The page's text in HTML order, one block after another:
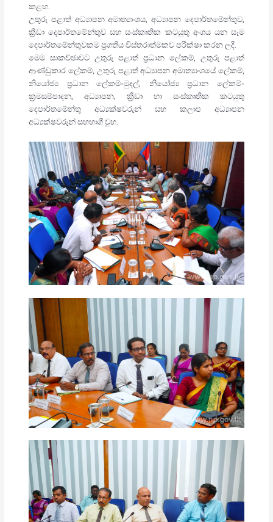
කළහ.
උතුරු පළාත් අධ්‍යාපන අමාත්‍යාංශය, අධ්‍යාපන දෙපාර්තමේන්තුව,
ක්‍රීඩා දෙපාර්තමේන්තුව සහ සංස්කෘතික කටයුතු අංශය යන සෑම
දෙපාර්තමේන්තුවකම ප්‍රගතිය විස්තරාත්මකව පරීක්ෂා කරන ලදී.
මෙම සාකච්ඡාවට උතුරු පළාත් ප්‍රධාන ලේකම්, උතුරු පළාත්
ආණ්ඩුකාර ලේකම්, උතුරු පළාත් අධ්‍යාපන අමාත්‍යාංශයේ ලේකම්,
නියෝජ්‍ය ප්‍රධාන ලේකම්-මුදල්, නියෝජ්‍ය ප්‍රධාන ලේකම්-
ක්‍රමසම්පාදන, අධ්‍යාපන, ක්‍රීඩා හා සංස්කෘතික කටයුතු
දෙපාර්තමේන්තු අධ්‍යක්ෂවරුන් සහ කලාප අධ්‍යාපන
අධ්‍යක්ෂවරුන් සහභාගී වූහ.